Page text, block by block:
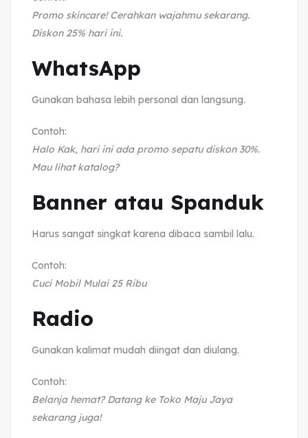
Promo skincare! Cerahkan wajahmu sekarang.
Diskon 25% hari ini.
WhatsApp
Gunakan bahasa lebih personal dan langsung.
Contoh:
Halo Kak, hari ini ada promo sepatu diskon 30%.
Mau lihat katalog?
Banner atau Spanduk
Harus sangat singkat karena dibaca sambil lalu.
Contoh:
Cuci Mobil Mulai 25 Ribu
Radio
Gunakan kalimat mudah diingat dan diulang.
Contoh:
Belanja hemat? Datang ke Toko Maju Jaya
sekarang juga!